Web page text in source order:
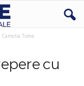
Toma
cu